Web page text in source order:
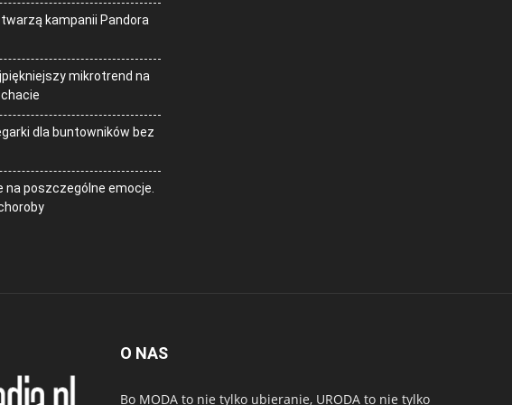
kampanii Pandora
mikrotrend na
dla buntowników bez
na poszczególne emocje.
O NAS
Bo MODA to nie tylko ubieranie, URODA to nie tylko